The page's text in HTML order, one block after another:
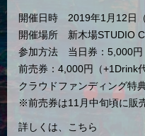
開催日時 2019年1月12日
開催場所 新木場STUDIO
参加方法 当日券：5,000円
前売券：4,000円（+1Drink
クラウドファンディング特
※前売券は11月中旬頃に販
詳しくは、こちら